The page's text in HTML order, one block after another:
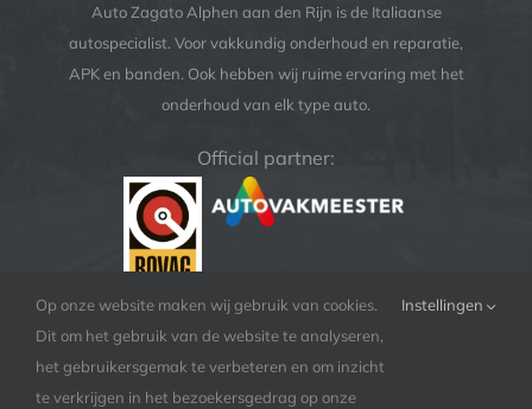
Auto Zagato Alphen aan den Rijn is de Italiaanse
autospecialist. Voor vakkundig onderhoud en reparatie,
APK en banden. Ook hebben wij ruime ervaring met het
onderhoud van elk type auto.
Official partner:
Op onze website maken wij gebruik van cookies.
Dit om het gebruik van de website te analyseren,
het gebruikersgemak te verbeteren en om inzicht
te verkrijgen in het bezoekersgedrag op onze
Instellingen